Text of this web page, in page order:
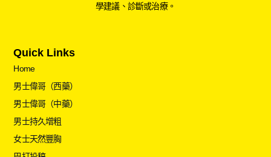
學建議、診斷或治療。
Quick Links
Home
男士偉哥（西藥）
男士偉哥（中藥）
男士持久增粗
女士天然豐胸